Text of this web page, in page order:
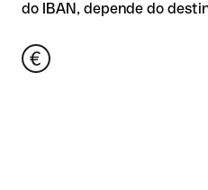
do IBAN, depende do